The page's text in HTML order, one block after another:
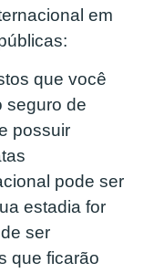
em
que você
seguro de
possuir
pode ser
estadia for
ser
que ficarão